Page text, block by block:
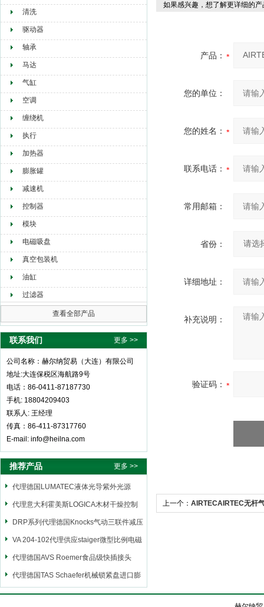
清洗
驱动器
轴承
马达
气缸
空调
缠绕机
执行
加热器
膨胀罐
减速机
控制器
模块
电磁吸盘
真空包装机
油缸
过滤器
查看全部产品
联系我们 更多 >>
公司名称：赫尔纳贸易（大连）有限公司
地址:大连保税区海航路9号
电话：86-0411-87187730
手机: 18804209403
联系人: 王经理
传真：86-411-87317760
E-mail: info@heilna.com
推荐产品 更多 >>
代理德国LUMATEC液体光导紫外光源
代理意大利霍美斯LOGICA木材干燥控制
仪
DRP系列代理德国Knocks气动三联件减压
阀
VA 204-102代理供应staiger微型比例电磁
阀
代理德国AVS Roemer食品级快插接头
代理德国TAS Schaefer机械锁紧盘进口膨
胀套
如果感兴趣，想了解更详细的
产品：
您的单位：
您的姓名：
联系电话：
常用邮箱：
省份：
详细地址：
补充说明：
验证码：
上一个： AIRTECAIRTEC无杆